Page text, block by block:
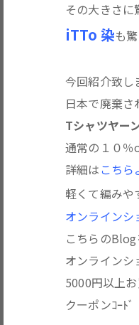
その大きさに
iTTo 染も
今回紹介致し
日本で廃棄
Tシャツヤ
通常の１０％
詳細は こちら
軽くて編みや
オンラインシ
こちらのBlog
オンラインシ
5000円以上
クーポンｺｰﾄﾞ